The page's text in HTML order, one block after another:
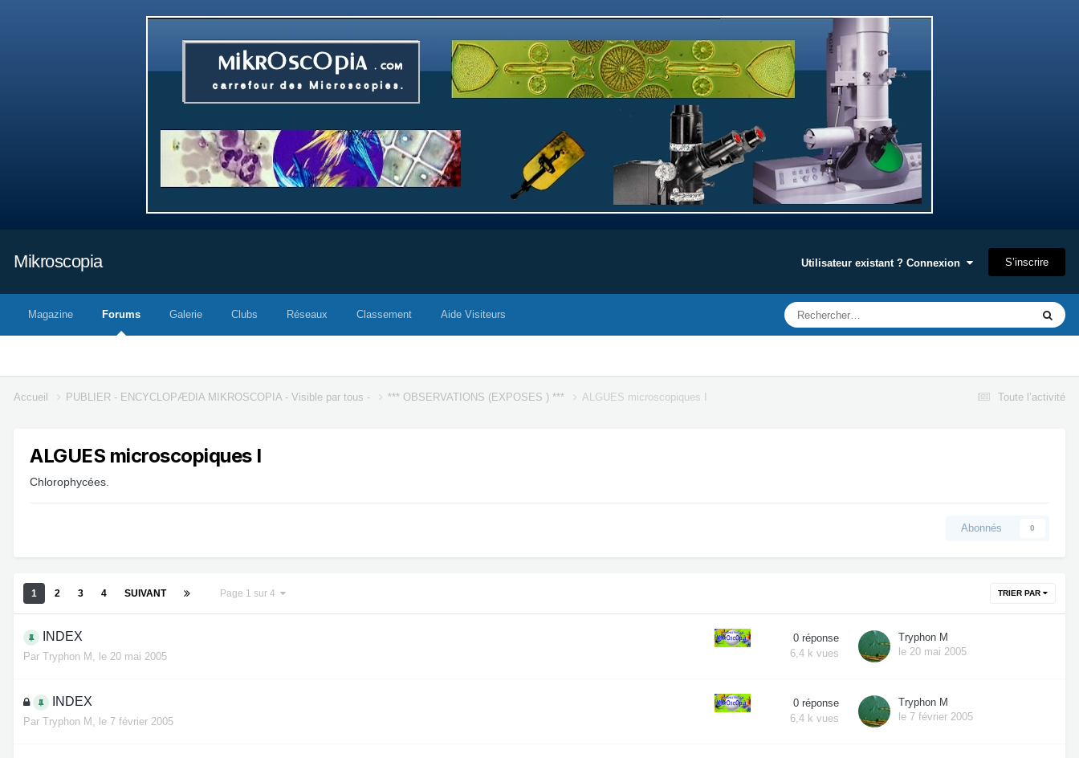
Mikroscopia Utilisateur existant ? Connexion S’inscrire
Magazine Forums Galerie Clubs Réseaux Classement Aide Visiteurs
Toute l’activité
Accueil PUBLIER - ENCYCLOPÆDIA MIKROSCOPIA - Visible par tous - *** OBSERVATIONS (EXPOSES ) *** ALGUES microscopiques I
ALGUES microscopiques I
Chlorophycées.
Abonnés 0
TRIER PAR
1 2 3 4 SUIVANT Page 1 sur 4
INDEX
Par Tryphon M le 20 mai 2005
0 réponse
6,4 k vues
Tryphon M
le 20 mai 2005
INDEX
Par Tryphon M le 7 février 2005
0 réponse
6,4 k vues
Tryphon M
le 7 février 2005